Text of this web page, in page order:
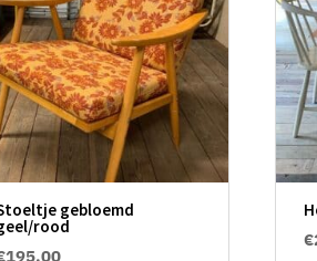
gebloemd
rood
195.00
€